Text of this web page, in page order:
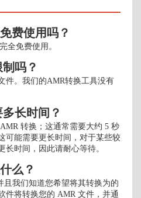
费使用吗？
全免费使用。
吗？
件。我们的AMR转换工具没有
长时间？
转换；这通常需要大约 5 秒
可能需要更长时间，对于某些较
长时间，因此请耐心等待。
么？
且我们知道您希望将其转换为的
件将转换您的 AMR 文件，并通